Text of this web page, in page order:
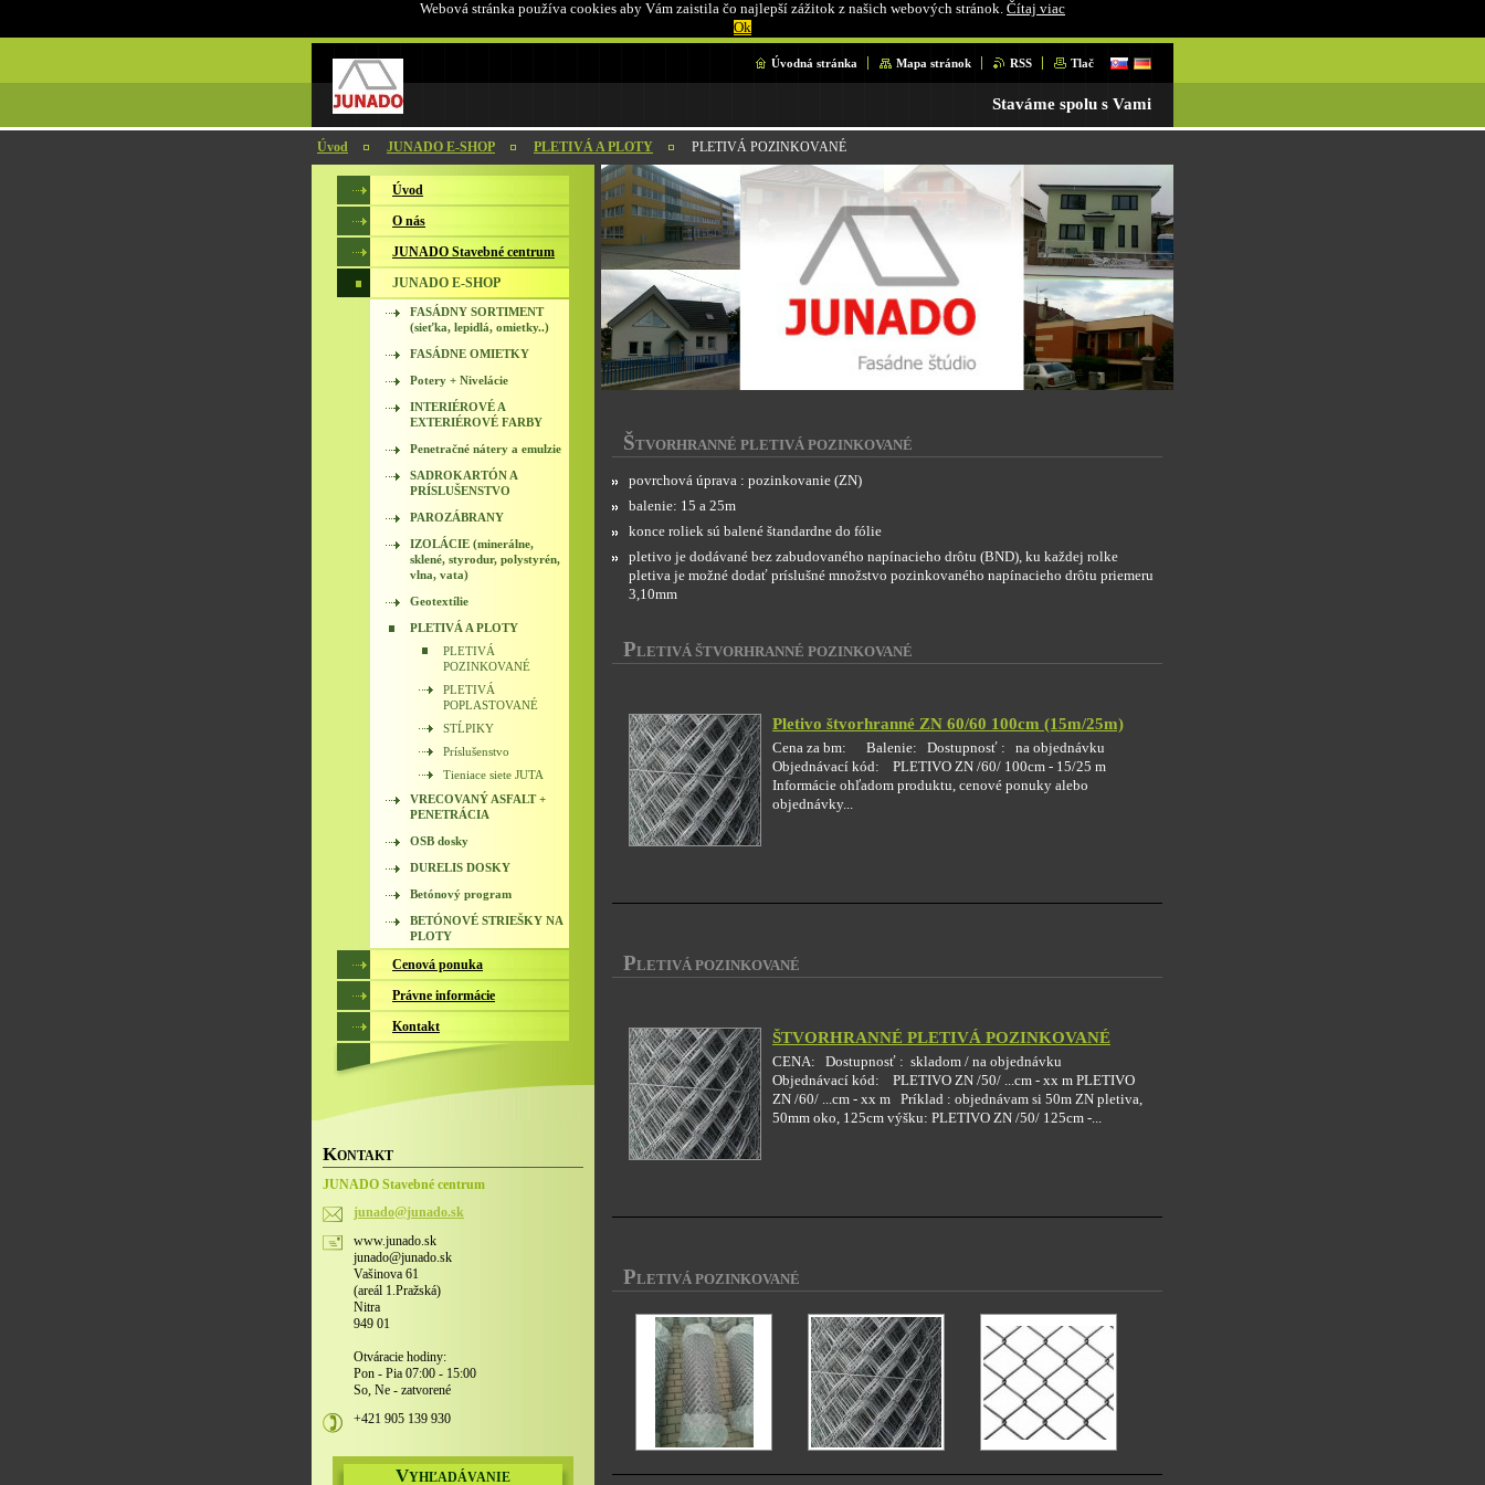
Webová stránka používa cookies aby Vám zaistila čo najlepší zážitok z našich webových stránok. Čítaj viac
Ok
Úvodná stránka Mapa stránok RSS Tlač
Staváme spolu s Vami
Úvod JUNADO E-SHOP PLETIVÁ A PLOTY PLETIVÁ POZINKOVANÉ
ŠTVORHRANNÉ PLETIVÁ POZINKOVANÉ
povrchová úprava : pozinkovanie (ZN)
balenie: 15 a 25m
konce roliek sú balené štandardne do fólie
pletivo je dodávané bez zabudovaného napínacieho drôtu (BND), ku každej rolke
pletiva je možné dodať príslušné množstvo pozinkovaného napínacieho drôtu priemeru
3,10mm
PLETIVÁ ŠTVORHRANNÉ POZINKOVANÉ
Pletivo štvorhranné ZN 60/60 100cm (15m/25m)
Cena za bm: Balenie: Dostupnosť : na objednávku
Objednávací kód: PLETIVO ZN /60/ 100cm - 15/25 m
Informácie ohľadom produktu, cenové ponuky alebo
objednávky...
PLETIVÁ POZINKOVANÉ
ŠTVORHRANNÉ PLETIVÁ POZINKOVANÉ
CENA: Dostupnosť : skladom / na objednávku
Objednávací kód: PLETIVO ZN /50/ ...cm - xx m PLETIVO
ZN /60/ ...cm - xx m Príklad : objednávam si 50m ZN pletiva,
50mm oko, 125cm výšku: PLETIVO ZN /50/ 125cm -...
PLETIVÁ POZINKOVANÉ
Úvod
O nás
JUNADO Stavebné centrum
JUNADO E-SHOP
FASÁDNY SORTIMENT
(sieťka, lepidlá, omietky..)
FASÁDNE OMIETKY
Potery + Nivelácie
INTERIÉROVÉ A
EXTERIÉROVÉ FARBY
Penetračné nátery a emulzie
SADROKARTÓN A
PRÍSLUŠENSTVO
PAROZÁBRANY
IZOLÁCIE (minerálne,
sklené, styrodur, polystyrén,
vlna, vata)
Geotextílie
PLETIVÁ A PLOTY
PLETIVÁ
POZINKOVANÉ
PLETIVÁ
POPLASTOVANÉ
STĹPIKY
Príslušenstvo
Tieniace siete JUTA
VRECOVANÝ ASFALT +
PENETRÁCIA
OSB dosky
DURELIS DOSKY
Betónový program
BETÓNOVÉ STRIEŠKY NA
PLOTY
Cenová ponuka
Právne informácie
Kontakt
KONTAKT
JUNADO Stavebné centrum
junado@junado.sk
www.junado.sk
junado@junado.sk
Vašinova 61
(areál 1.Pražská)
Nitra
949 01
Otváracie hodiny:
Pon - Pia 07:00 - 15:00
So, Ne - zatvorené
+421 905 139 930
VYHĽADÁVANIE